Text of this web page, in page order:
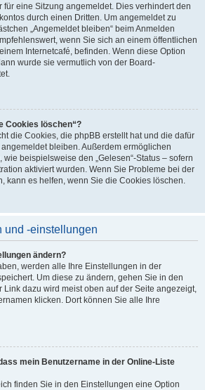
eine Sitzung angemeldet. Dies verhindert den
durch einen Dritten. Um angemeldet zu
„Angemeldet bleiben“ beim Anmelden
wenn Sie sich an einem öffentlichen
Internetcafé, befinden. Wenn diese Option
wurde sie vermutlich von der Board-
Cookies löschen“?
die Cookies, die phpBB erstellt hat und die dafür
bleiben. Außerdem ermöglichen
beispielsweise den „Gelesen“-Status – sofern
aktiviert wurden. Wenn Sie Probleme bei der
kann es helfen, wenn Sie die Cookies löschen.
und -einstellungen
ändern?
werden alle Ihre Einstellungen in der
Um diese zu ändern, gehen Sie in den
Link dazu wird meist oben auf der Seite angezeigt,
klicken. Dort können Sie alle Ihre
mein Benutzername in der Online-Liste
finden Sie in den Einstellungen eine Option